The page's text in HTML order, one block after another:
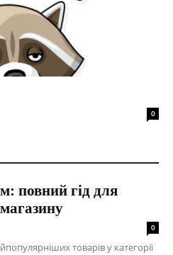
0
повний гід для
магазину
0
товарів у категорії